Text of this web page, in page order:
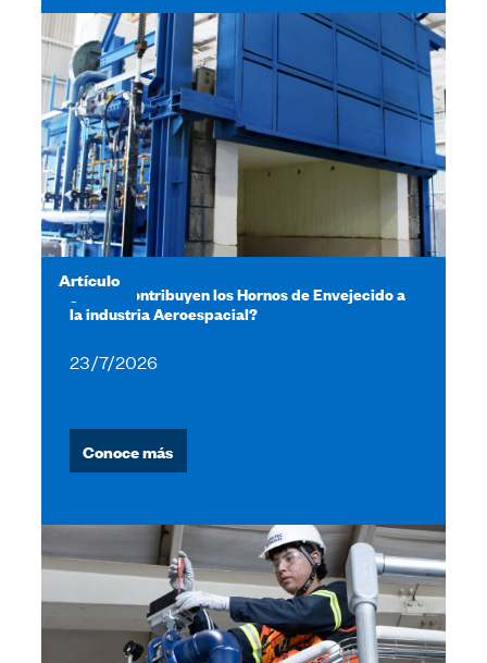
Artículo
¿Cómo contribuyen los Hornos de Envejecido a
la industria Aeroespacial?
23/7/2026
Conoce más